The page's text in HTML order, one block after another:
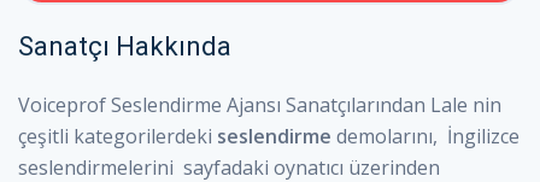
Sanatçı Hakkında
Voiceprof Seslendirme Ajansı Sanatçılarından Lale nin
çeşitli kategorilerdeki seslendirme demolarını, İngilizce
seslendirmelerini sayfadaki oynatıcı üzerinden